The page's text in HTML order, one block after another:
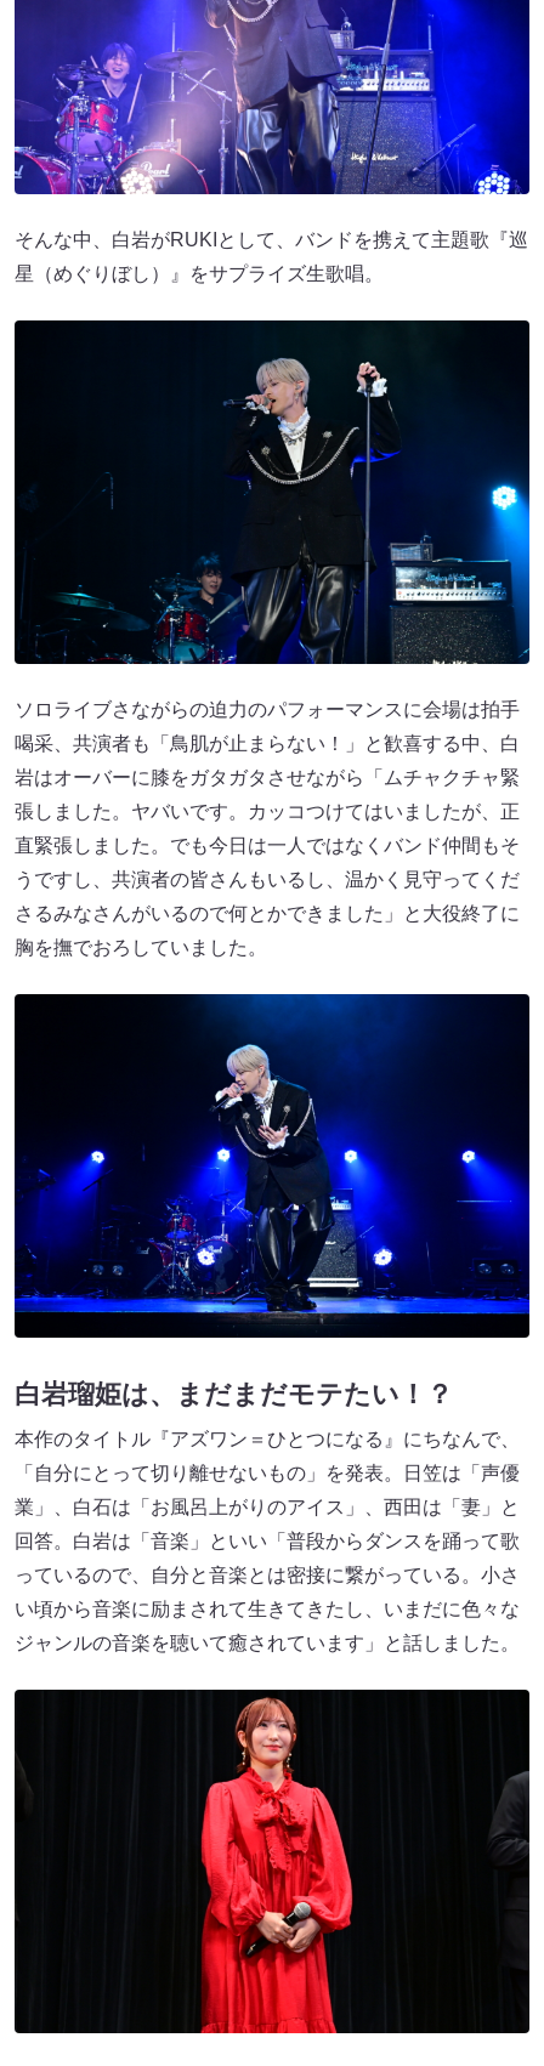
そんな中、白岩がRUKIとして、バンドを携えて主題歌『巡
星（めぐりぼし）』をサプライズ生歌唱。
ソロライブさながらの迫力のパフォーマンスに会場は拍手
喝采、共演者も「鳥肌が止まらない！」と歓喜する中、白
岩はオーバーに膝をガタガタさせながら「ムチャクチャ緊
張しました。ヤバいです。カッコつけてはいましたが、正
直緊張しました。でも今日は一人ではなくバンド仲間もそ
うですし、共演者の皆さんもいるし、温かく見守ってくだ
さるみなさんがいるので何とかできました」と大役終了に
胸を撫でおろしていました。
白岩瑠姫は、まだまだモテたい！？
本作のタイトル『アズワン＝ひとつになる』にちなんで、
「自分にとって切り離せないもの」を発表。日笠は「声優
業」、白石は「お風呂上がりのアイス」、西田は「妻」と
回答。白岩は「音楽」といい「普段からダンスを踊って歌
っているので、自分と音楽とは密接に繋がっている。小さ
い頃から音楽に励まされて生きてきたし、いまだに色々な
ジャンルの音楽を聴いて癒されています」と話しました。